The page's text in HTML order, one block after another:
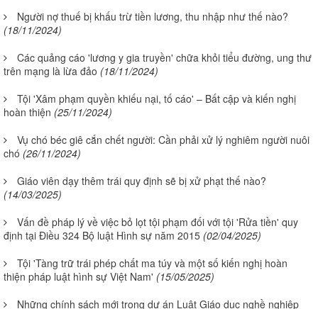
Người nợ thuế bị khấu trừ tiền lương, thu nhập như thế nào?
(18/11/2024)
Các quảng cáo 'lương y gia truyền' chữa khỏi tiểu đường, ung thư
trên mạng là lừa đảo (18/11/2024)
Tội 'Xâm phạm quyền khiếu nại, tố cáo' – Bất cập và kiến nghị
hoàn thiện (25/11/2024)
Vụ chó béc giê cắn chết người: Cần phải xử lý nghiêm người nuôi
chó (26/11/2024)
Giáo viên dạy thêm trái quy định sẽ bị xử phạt thế nào?
(14/03/2025)
Vấn đề pháp lý về việc bỏ lọt tội phạm đối với tội 'Rửa tiền' quy
định tại Điều 324 Bộ luật Hình sự năm 2015 (02/04/2025)
Tội 'Tàng trữ trái phép chất ma túy và một số kiến nghị hoàn
thiện pháp luật hình sự Việt Nam' (15/05/2025)
Những chính sách mới trong dự án Luật Giáo dục nghề nghiệp